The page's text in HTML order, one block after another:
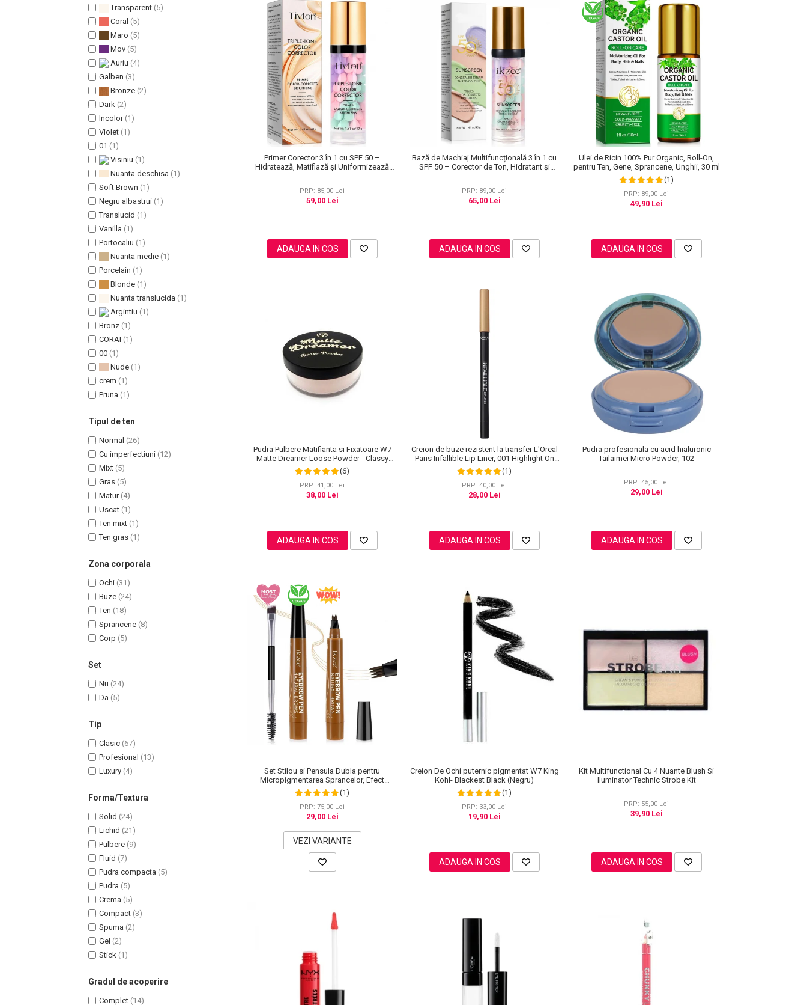
Sampoane Colorante
Par Uscat / Deteriorat
Transparent (5)
Coral (5)
Maro (5)
Mov (5)
Auriu (4)
Galben (3)
Bronze (2)
Dark (2)
Incolor (1)
Violet (1)
01 (1)
Visiniu (1)
Nuanta deschisa (1)
Soft Brown (1)
Negru albastrui (1)
Translucid (1)
Vanilla (1)
Portocaliu (1)
Nuanta medie (1)
Porcelain (1)
Blonde (1)
Nuanta translucida (1)
Argintiu (1)
Bronz (1)
CORAI (1)
00 (1)
Nude (1)
crem (1)
Pruna (1)
Tipul de ten
Normal (26)
Cu imperfectiuni (12)
Mixt (5)
Gras (5)
Matur (4)
Uscat (1)
Ten mixt (1)
Ten gras (1)
Zona corporala
Ochi (31)
Buze (24)
Ten (18)
Sprancene (8)
Corp (5)
Set
Nu (24)
Da (5)
Tip
Clasic (67)
Profesional (13)
Luxury (4)
Forma/Textura
Solid (24)
Lichid (21)
Pulbere (9)
Fluid (7)
Pudra compacta (5)
Pudra (5)
Crema (5)
Compact (3)
Spuma (2)
Gel (2)
Stick (1)
Gradul de acoperire
Complet (14)
Primer Corector 3 în 1 cu SPF 50 –
Hidratează, Matifiază și Uniformizează
PRP: 85,00 Lei
59,00 Lei
ADAUGA IN COS
Bază de Machiaj Multifuncțională 3 în 1 cu
SPF 50 – Corector de Ton, Hidratant și
PRP: 89,00 Lei
65,00 Lei
ADAUGA IN COS
Ulei de Ricin 100% Pur Organic, Roll-On,
pentru Ten, Gene, Sprancene, Unghii, 30 ml
(1)
PRP: 89,00 Lei
49,90 Lei
ADAUGA IN COS
Pudra Pulbere Matifianta si Fixatoare W7
Matte Dreamer Loose Powder - Classy
Cameo, 20g(6)
PRP: 41,00 Lei
38,00 Lei
ADAUGA IN COS
Creion de buze rezistent la transfer L'Oreal
Paris Infallible Lip Liner, 001 Highlight On
Point
(1)
PRP: 40,00 Lei
28,00 Lei
ADAUGA IN COS
Pudra profesionala cu acid hialuronic
Tailaimei Micro Powder, 102
PRP: 45,00 Lei
29,00 Lei
ADAUGA IN COS
Set Stilou si Pensula Dubla pentru
Micropigmentarea Sprancelor, Efect
Natural de Microblading, Aspect de
Sprancene Pline
(1)
PRP: 75,00 Lei
29,00 Lei
VEZI VARIANTE
Creion De Ochi puternic pigmentat W7 King
Kohl- Blackest Black (Negru)
(1)
PRP: 33,00 Lei
19,90 Lei
ADAUGA IN COS
Kit Multifunctional Cu 4 Nuante Blush Si
Iluminator Technic Strobe Kit
PRP: 55,00 Lei
39,90 Lei
ADAUGA IN COS